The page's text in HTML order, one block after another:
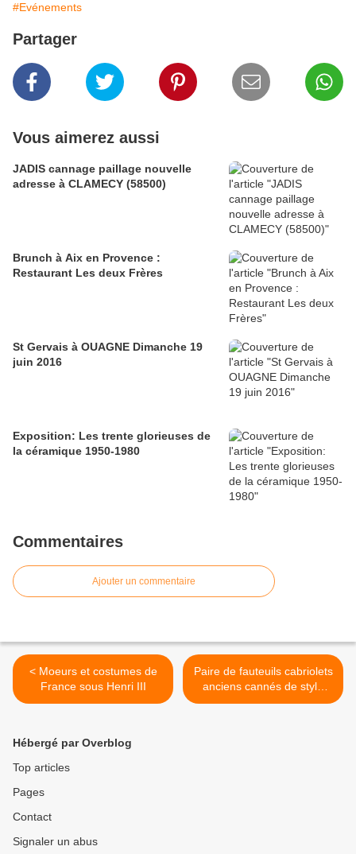
#Evénements
Partager
Vous aimerez aussi
JADIS cannage paillage nouvelle
adresse à CLAMECY (58500)
Brunch à Aix en Provence :
Restaurant Les deux Frères
St Gervais à OUAGNE Dimanche 19
juin 2016
Exposition: Les trente glorieuses de
la céramique 1950-1980
Commentaires
Ajouter un commentaire
< Moeurs et costumes de
France sous Henri III
Paire de fauteuils cabriolets
anciens cannés de style
Régence >
Hébergé par Overblog
Top articles
Pages
Contact
Signaler un abus